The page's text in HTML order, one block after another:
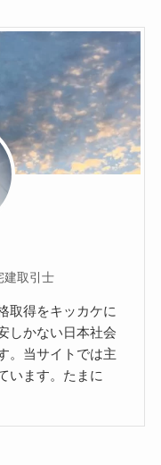
取引士
取得をキッカケに
しかない日本社会
。当サイトでは主
います。たまに